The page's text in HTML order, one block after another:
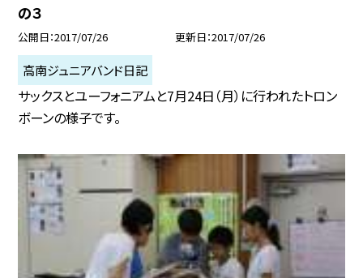
の３
公開日 2017/07/26 更新日 2017/07/26
高南ジュニアバンド日記
サックスとユーフォニアムと7月24日（月）に行われたトロン
ボーンの様子です。